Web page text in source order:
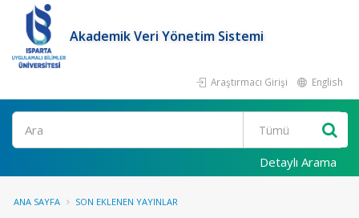
Akademik Veri Yönetim Sistemi
Araştırmacı Girişi English
Ara
Detaylı Arama
ANA SAYFA SON EKLENEN YAYINLAR